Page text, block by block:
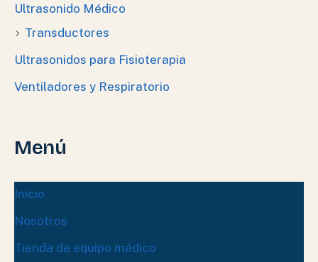
Ultrasonido Médico
Transductores
Ultrasonidos para Fisioterapia
Ventiladores y Respiratorio
Menú
Inicio
Nosotros
Tienda de equipo médico